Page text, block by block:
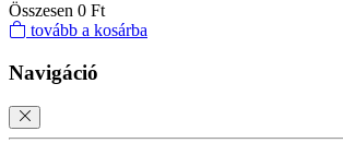
Összesen 0 Ft
tovább a kosárba
Navigáció